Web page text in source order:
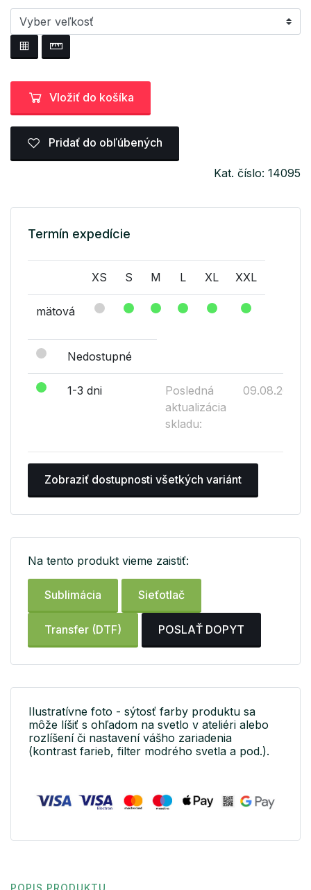
Vložiť do košíka
Pridať do obľúbených
Kat. číslo: 14095
Termín expedície
XS S M L XL XXL
mätová
Nedostupné
1-3 dni
Posledná
aktualizácia
skladu:
09.08.2026
Zobraziť dostupnosti všetkých variánt
Na tento produkt vieme zaistiť:
Sublimácia Sieťotlač
Transfer (DTF) POSLAŤ DOPYT
Ilustratívne foto - sýtosť farby produktu sa
môže líšiť s ohľadom na svetlo v ateliéri alebo
rozlíšení či nastavení vášho zariadenia
(kontrast farieb, filter modrého svetla a pod.).
POPIS PRODUKTU